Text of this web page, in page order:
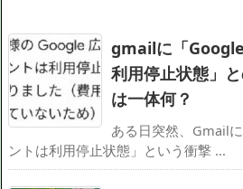
gmailに「
利用停止状態」
は一体何？
ある日突然、Gmail
ントは利用停止状態」という衝撃 ...